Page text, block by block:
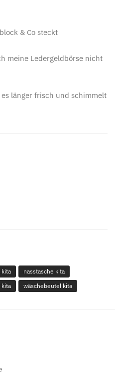
& Co steckt
meine Ledergeldbörse nicht
länger frisch und schimmelt
kita
nasstasche kita
kita wäschebeutel kita